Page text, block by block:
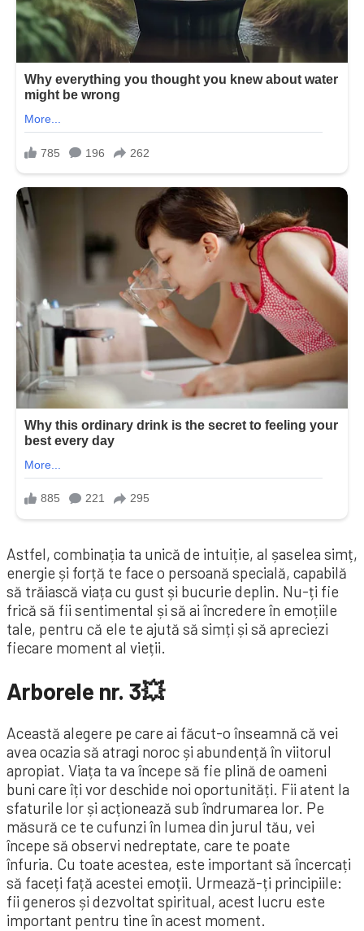
Astfel, combinația ta unică de intuiție, al șaselea simț,
energie și forță te face o persoană specială, capabilă
să trăiască viața cu gust și bucurie deplin. Nu-ți fie
frică să fii sentimental și să ai încredere în emoțiile
tale, pentru că ele te ajută să simți și să apreciezi
fiecare moment al vieții.
Arborele nr. 3💥
Această alegere pe care ai făcut-o înseamnă că vei
avea ocazia să atragi noroc și abundență în viitorul
apropiat. Viața ta va începe să fie plină de oameni
buni care îți vor deschide noi oportunități. Fii atent la
sfaturile lor și acționează sub îndrumarea lor. Pe
măsură ce te cufunzi în lumea din jurul tău, vei
începe să observi nedreptate, care te poate
înfuria. Cu toate acestea, este important să încercați
să faceți față acestei emoții. Urmează-ți principiile:
fii generos și dezvoltat spiritual, acest lucru este
important pentru tine în acest moment.